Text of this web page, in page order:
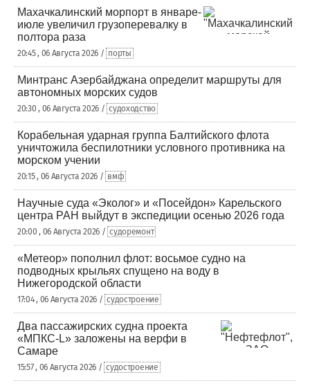
Махачкалинский морпорт в январе-
июле увеличил грузоперевалку в
полтора раза
20:45 , 06 Августа 2026 / порты
Минтранс Азербайджана определит маршруты для
автономных морских судов
20:30 , 06 Августа 2026 / судоходство
Корабельная ударная группа Балтийского флота
уничтожила беспилотники условного противника на
морском учении
20:15 , 06 Августа 2026 / вмф
Научные суда «Эколог» и «Посейдон» Карельского
центра РАН выйдут в экспедиции осенью 2026 года
20:00 , 06 Августа 2026 / судоремонт
«Метеор» пополнил флот: восьмое судно на
подводных крыльях спущено на воду в
Нижегородской области
17:04 , 06 Августа 2026 / судостроение
Два пассажирских судна проекта
«МПКС-L» заложены на верфи в
Самаре
15:57 , 06 Августа 2026 / судостроение